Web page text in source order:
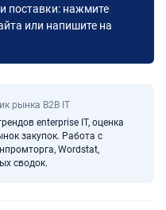
поставки: нажмите
или напишите на
рынка B2B IT
enterprise IT, оценка
закупок. Работа с
Wordstat,
сводок.